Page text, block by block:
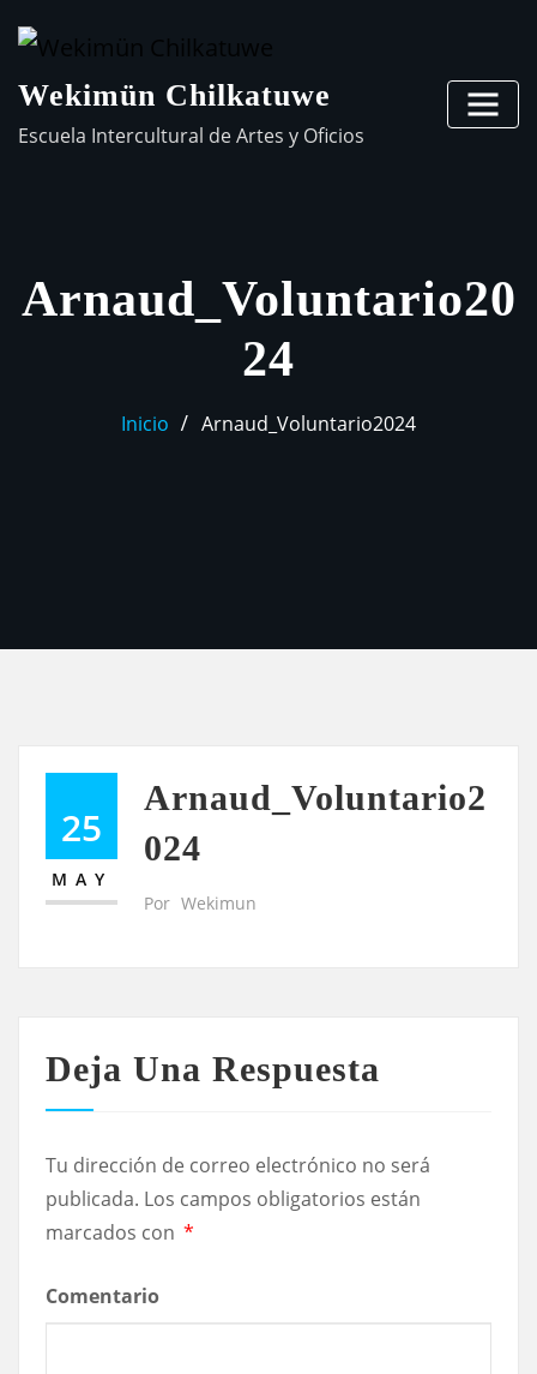
Wekimün Chilkatuwe
Escuela Intercultural de Artes y Oficios
Arnaud_Voluntario20
24
Inicio Arnaud_Voluntario2024
25
MAY
Arnaud_Voluntario2
024
Por Wekimun
Deja Una Respuesta
Tu dirección de correo electrónico no será
publicada. Los campos obligatorios están
marcados con *
Comentario